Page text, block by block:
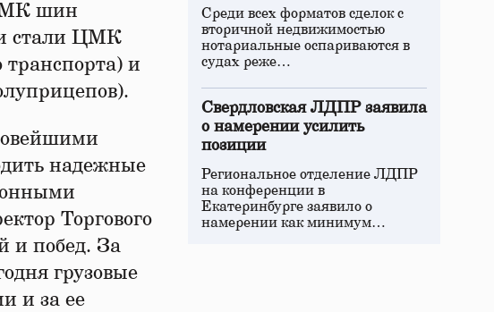
шин
стали ЦМК
и
надежные
Торгового
и побед. За
грузовые
и за ее
Среди всех форматов сделок с
вторичной недвижимостью
нотариальные оспариваются в
судах реже…
Свердловская ЛДПР заявила
о намерении усилить
позиции
Региональное отделение ЛДПР
на конференции в
Екатеринбурге заявило о
намерении как минимум…